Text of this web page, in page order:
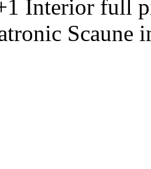
Interior full
Scaune